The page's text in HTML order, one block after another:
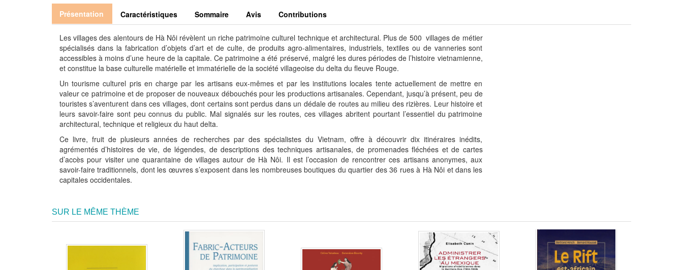
Présentation Caractéristiques Sommaire Avis Contributions
Les villages des alentours de Hà Nôi révèlent un riche patrimoine culturel technique et architectural. Plus de 500 villages de métier
spécialisés dans la fabrication d’objets d’art et de culte, de produits agro-alimentaires, industriels, textiles ou de vanneries sont
accessibles à moins d’une heure de la capitale. Ce patrimoine a été préservé, malgré les dures périodes de l’histoire vietnamienne,
et constitue la base culturelle matérielle et immatérielle de la société villageoise du delta du fleuve Rouge.
Un tourisme culturel pris en charge par les artisans eux-mêmes et par les institutions locales tente actuellement de mettre en
valeur ce patrimoine et de proposer de nouveaux débouchés pour les productions artisanales. Cependant, jusqu’à présent, peu de
touristes s’aventurent dans ces villages, dont certains sont perdus dans un dédale de routes au milieu des rizières. Leur histoire et
leurs savoir-faire sont peu connus du public. Mal signalés sur les routes, ces villages abritent pourtant l’essentiel du patrimoine
architectural, technique et religieux du haut delta.
Ce livre, fruit de plusieurs années de recherches par des spécialistes du Vietnam, offre à découvrir dix itinéraires inédits,
agrémentés d’histoires de vie, de légendes, de descriptions des techniques artisanales, de promenades fléchées et de cartes
d’accès pour visiter une quarantaine de villages autour de Hà Nôi. Il est l’occasion de rencontrer ces artisans anonymes, aux
savoir-faire traditionnels, dont les œuvres s’exposent dans les nombreuses boutiques du quartier des 36 rues à Hà Nôi et dans les
capitales occidentales.
SUR LE MÊME THÈME